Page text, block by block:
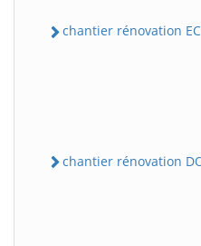
chantier rénovation
chantier rénovation